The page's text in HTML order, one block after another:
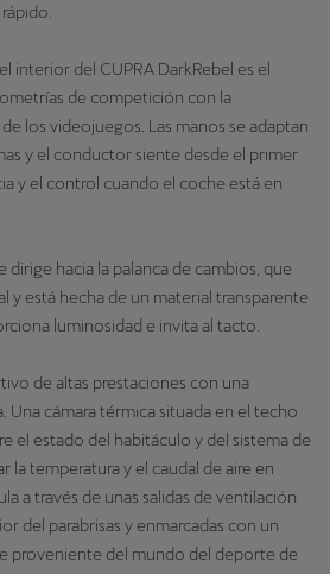
interior del CUPRA DarkRebel es el
de competición con la
los videojuegos. Las manos se adaptan
y el conductor siente desde el primer
y el control cuando el coche está en
dirige hacia la palanca de cambios, que
y está hecha de un material transparente
luminosidad e invita al tacto.
de altas prestaciones con una
Una cámara térmica situada en el techo
el estado del habitáculo y del sistema de
la temperatura y el caudal de aire en
a través de unas salidas de ventilación
del parabrisas y enmarcadas con un
proveniente del mundo del deporte de